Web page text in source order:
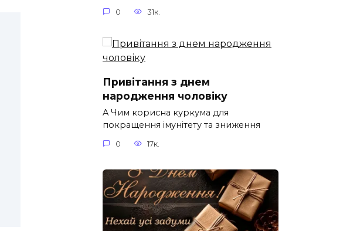
0 31к.
Привітання з днем
народження чоловіку
A Чим корисна куркума для
покращення імунітету та зниження
0 17к.